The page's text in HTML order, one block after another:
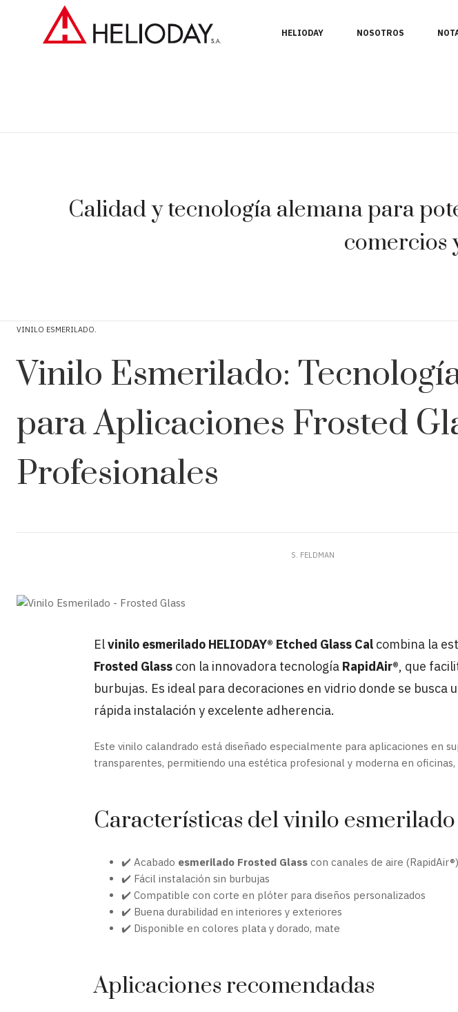
HELIODAY NOSOTROS
Calidad y tecnología alemana para
comercios
VINILO ESMERILADO
Vinilo Esmerilado:
para Aplicaciones Frosted
Profesionales
S. FELDMAN
Elvinilo esmerilado HELIODAY® Etched Glass Cal combina la
Frosted Glass con la innovadora tecnología RapidAir®, que
burbujas. Es ideal para decoraciones en vidrio donde se busca
rápida instalación y excelente adherencia.
Este vinilo calandrado está diseñado especialmente para aplicaciones en
transparentes, permitiendo una estética profesional y moderna en
Características del vinilo
✔️ Acabado esmerilado Frosted Glass con canales de aire (RapidAir®)
✔️ Fácil instalación sin burbujas
✔️ Compatible con corte en plóter para diseños personalizados
✔️ Buena durabilidad en interiores y exteriores
✔️ Disponible en colores plata y dorado, mate
Aplicaciones recomendadas